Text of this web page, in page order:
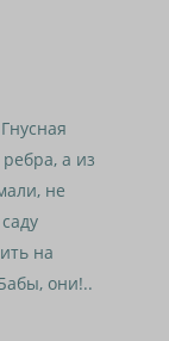
а из
не
на
они!..